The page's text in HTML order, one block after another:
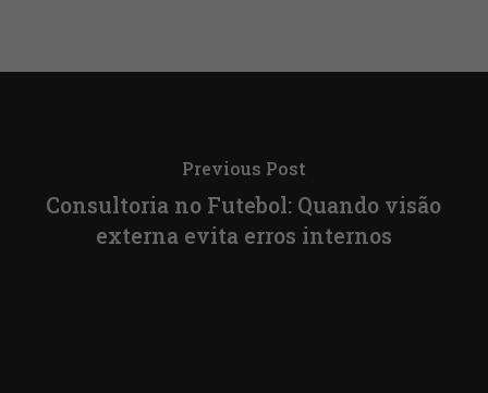
Previous Post
Consultoria no Futebol: Quando visão
externa evita erros internos